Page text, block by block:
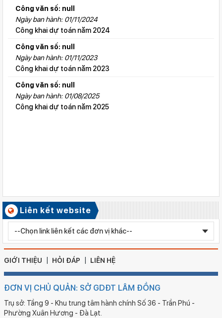
Tiểu học Lý Tự Trọng , xã Cư Jút.
Số ký hiệu: 2615/QĐ-SGDĐT
Ngày ban hành: 06/08/2026
Quyết định công nhận kiểm định chất lượng giáo dục Trường
Tiểu học Nguyễn Bỉnh Khiêm, xã Đức linh.
Số ký hiệu: 2647/QĐ-SGDĐT
Ngày ban hành: 06/08/2026
QĐ cho phép thành lập TTNN-TH Anh Việt
Số ký hiệu: 2617/QĐ-SGDĐT
Số ký hiệu: 2577/QĐ-SGDĐT
Ngày ban hành: 05/08/2026
Chỉnh sửa bằng TN THPT LÊ HUỲNH NHƯ HẬU
Công văn số: null
Ngày ban hành: 01/11/2024
Công khai dự toán năm 2024
Công văn số: null
Ngày ban hành: 01/11/2023
Công khai dự toán năm 2023
Công văn số: null
Ngày ban hành: 01/08/2025
Công khai dự toán năm 2025
Liên kết website
GIỚI THIỆU HỎI ĐÁP LIÊN HỆ
ĐƠN VỊ CHỦ QUẢN: SỞ GDĐT LÂM ĐỒNG
Trụ sở: Tầng 9 - Khu trung tâm hành chính Số 36 - Trần Phú -
Phường Xuân Hương - Đà Lạt.